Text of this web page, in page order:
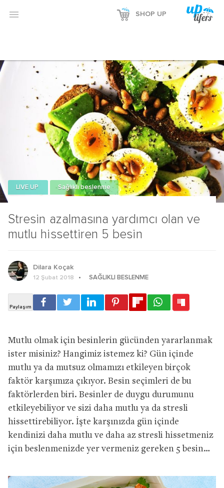
 SHOP UP
Stresin azalmasına yardımcı olan ve
mutlu hissettiren 5 besin
LIVE UP Sağlıklı beslenme
Dilara Koçak
12 Şubat 2018 SAĞLIKLI BESLENME
Mutlu olmak için besinlerin gücünden yararlanmak
ister misiniz? Hangimiz istemez ki? Gün içinde
mutlu ya da mutsuz olmamızı etkileyen birçok
faktör karşımıza çıkıyor. Besin seçimleri de bu
faktörlerden biri. Besinler de duygu durumunu
etkileyebiliyor ve sizi daha mutlu ya da stresli
hissettirebiliyor. İşte karşınızda gün içinde
kendinizi daha mutlu ve daha az stresli hissetmeniz
için beslenmenizde yer vermeniz gereken 5 besin…